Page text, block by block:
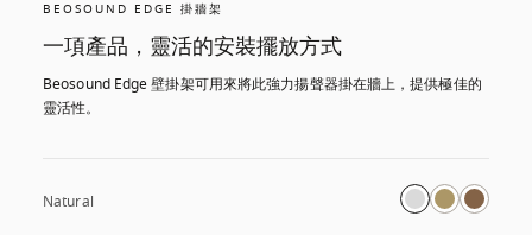
BEOSOUND EDGE 掛牆架
一項產品，靈活的安裝擺放方式
Beosound Edge 壁掛架可用來將此強力揚聲器掛在牆上，提供極佳的
靈活性。
Natural